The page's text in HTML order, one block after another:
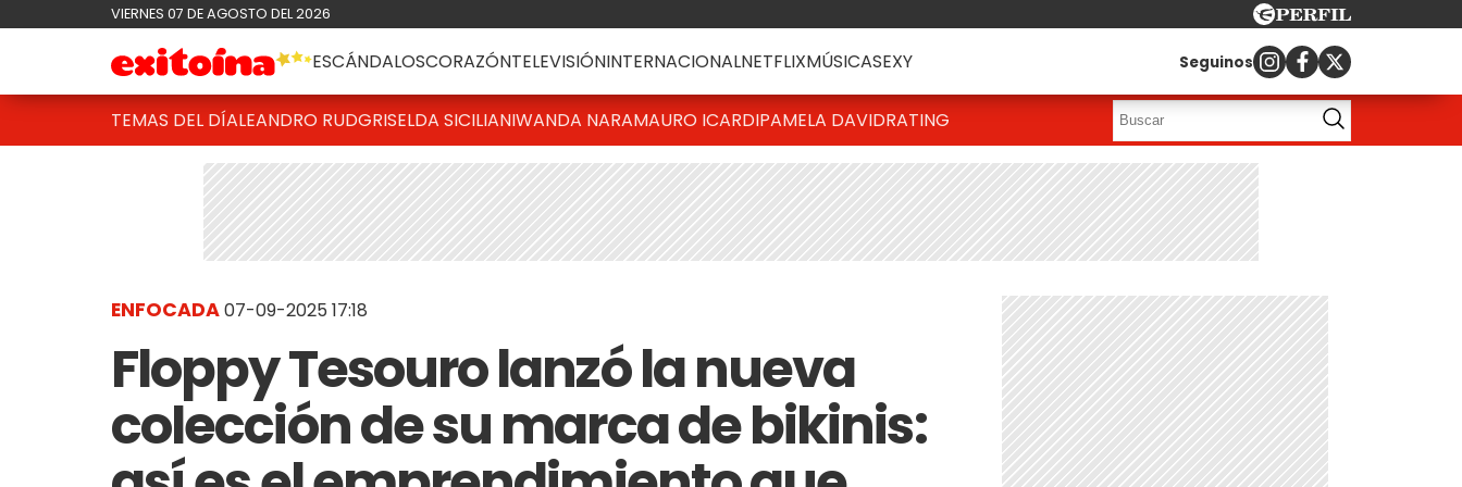
VIERNES 07 DE AGOSTO DEL 2026
ESCÁNDALOSCORAZÓNTELEVISIÓNINTERNACIONALNETFLIXMÚSICASEXY Seguinos
TEMAS DEL DÍALEANDRO RUDGRISELDA SICILIANIWANDA NARAMAURO ICARDIPAMELA DAVIDRATING
ENFOCADA07-09-2025 17:18
Floppy Tesouro lanzó la nueva
colección de su marca de bikinis: